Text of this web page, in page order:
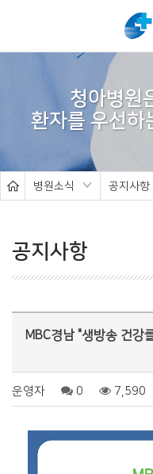
얼
청아병원
병원소식 공지사항
공지사항
MBC경남 "생방송 건강
운영자 0 7,590